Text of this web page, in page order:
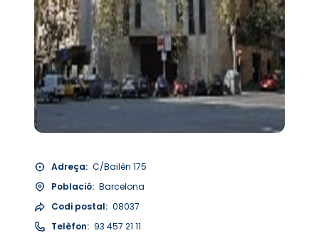
Adreça: C/Bailèn 175
Població: Barcelona
Codi postal: 08037
Telèfon: 93 457 21 11